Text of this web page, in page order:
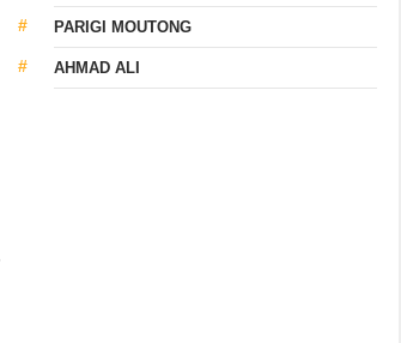
PARIGI MOUTONG
AHMAD ALI